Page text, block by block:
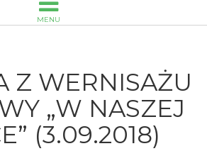
MENU
Z WERNISAŻU
„W NASZEJ
(3.09.2018)